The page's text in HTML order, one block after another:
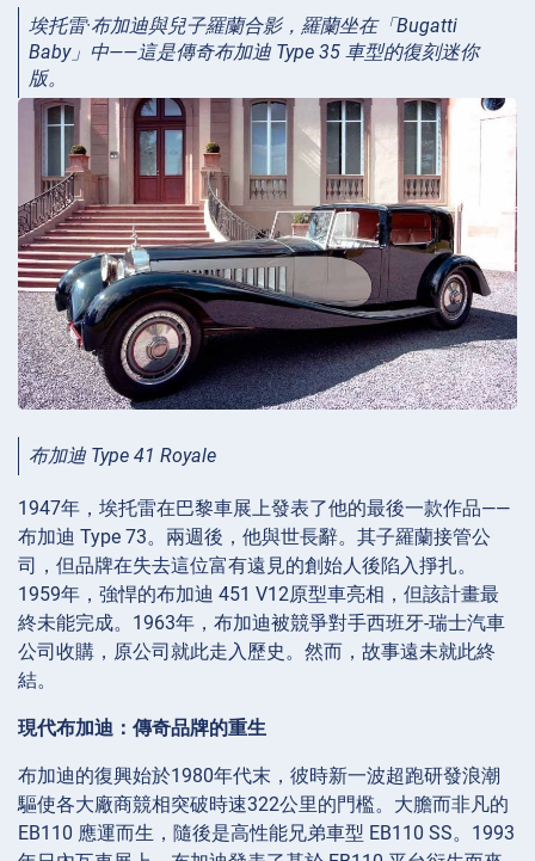
埃托雷·布加迪與兒子羅蘭合影，羅蘭坐在「Bugatti
Baby」中——這是傳奇布加迪 Type 35 車型的復刻迷你
版。
布加迪 Type 41 Royale
1947年，埃托雷在巴黎車展上發表了他的最後一款作品——
布加迪 Type 73。兩週後，他與世長辭。其子羅蘭接管公
司，但品牌在失去這位富有遠見的創始人後陷入掙扎。
1959年，強悍的布加迪 451 V12原型車亮相，但該計畫最
終未能完成。1963年，布加迪被競爭對手西班牙-瑞士汽車
公司收購，原公司就此走入歷史。然而，故事遠未就此終
結。
現代布加迪：傳奇品牌的重生
布加迪的復興始於1980年代末，彼時新一波超跑研發浪潮
驅使各大廠商競相突破時速322公里的門檻。大膽而非凡的
EB110 應運而生，隨後是高性能兄弟車型 EB110 SS。1993